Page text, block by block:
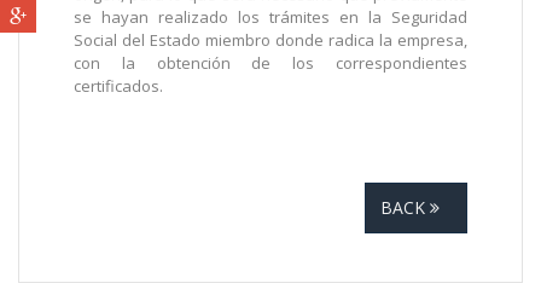
se hayan realizado los trámites en la Seguridad
Social del Estado miembro donde radica la empresa,
con la obtención de los correspondientes
certificados.
BACK